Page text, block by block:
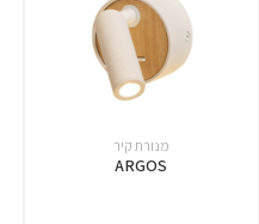
מנורת קיר
ARGOS